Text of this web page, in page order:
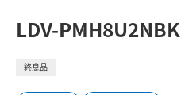
LDV-PMH8U2NBK
終息品